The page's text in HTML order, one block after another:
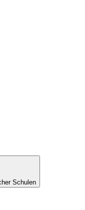
Schulen